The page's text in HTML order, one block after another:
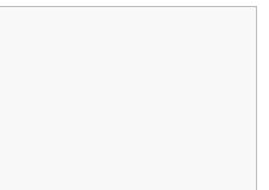
и организации